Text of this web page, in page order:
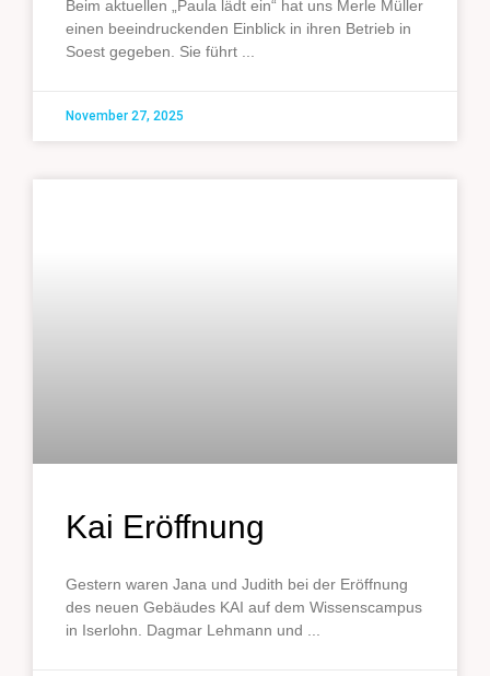
Beim aktuellen „Paula lädt ein“ hat uns Merle Müller
einen beeindruckenden Einblick in ihren Betrieb in
Soest gegeben. Sie führt
November 27, 2025
Kai Eröffnung
Gestern waren Jana und Judith bei der Eröffnung
des neuen Gebäudes KAI auf dem Wissenscampus
in Iserlohn. Dagmar Lehmann und